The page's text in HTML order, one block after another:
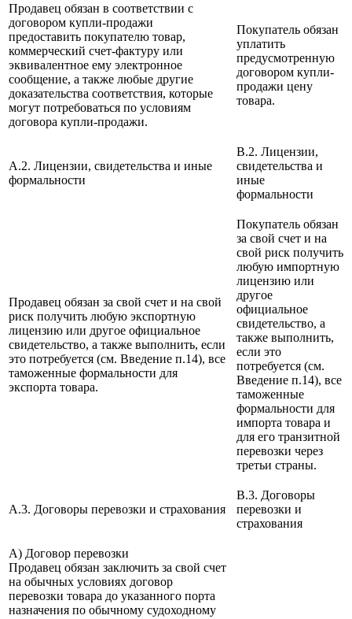
Продавец обязан в соответствии с
договором купли-продажи
предоставить покупателю товар,
коммерческий счет-фактуру или
эквивалентное ему электронное
сообщение, а также любые другие
доказательства соответствия, которые
могут потребоваться по условиям
договора купли-продажи.
Покупатель обязан
уплатить
предусмотренную
договором купли-
продажи цену
товара.
A.2. Лицензии, свидетельства и иные
формальности
B.2. Лицензии,
свидетельства и
иные
формальности
Продавец обязан за свой счет и на свой
риск получить любую экспортную
лицензию или другое официальное
свидетельство, а также выполнить, если
это потребуется (см. Введение п.14), все
таможенные формальности для
экспорта товара.
Покупатель обязан
за свой счет и на
свой риск получить
любую импортную
лицензию или
другое
официальное
свидетельство, а
также выполнить,
если это
потребуется (см.
Введение п.14), все
таможенные
формальности для
импорта товара и
для его транзитной
перевозки через
третьи страны.
A.3. Договоры перевозки и страхования
B.3. Договоры
перевозки и
страхования
А) Договор перевозки
Продавец обязан заключить за свой счет
на обычных условиях договор
перевозки товара до указанного порта
назначения по обычному судоходному